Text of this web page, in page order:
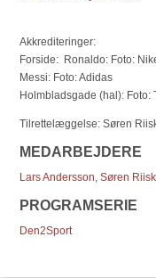
Akkrediteringer:
Forside: Ronaldo: Foto:
Messi: Foto: Adidas
Holmbladsgade (hal): Foto:
Tilrettelæggelse: Søren
MEDARBEJDERE
Lars Andersson, Søren
PROGRAMSERIE
Den2Sport